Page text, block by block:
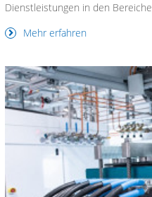
Dienstleistungen in den
Mehr erfahren